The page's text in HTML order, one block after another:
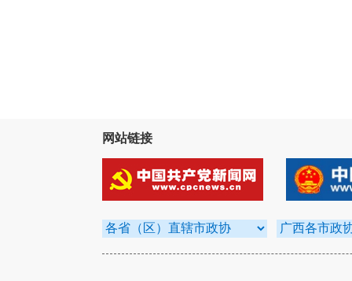
网站链接